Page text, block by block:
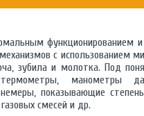
функционированием и
с использованием
зубила и молотка. Под
манометры
показывающие
смесей и др.